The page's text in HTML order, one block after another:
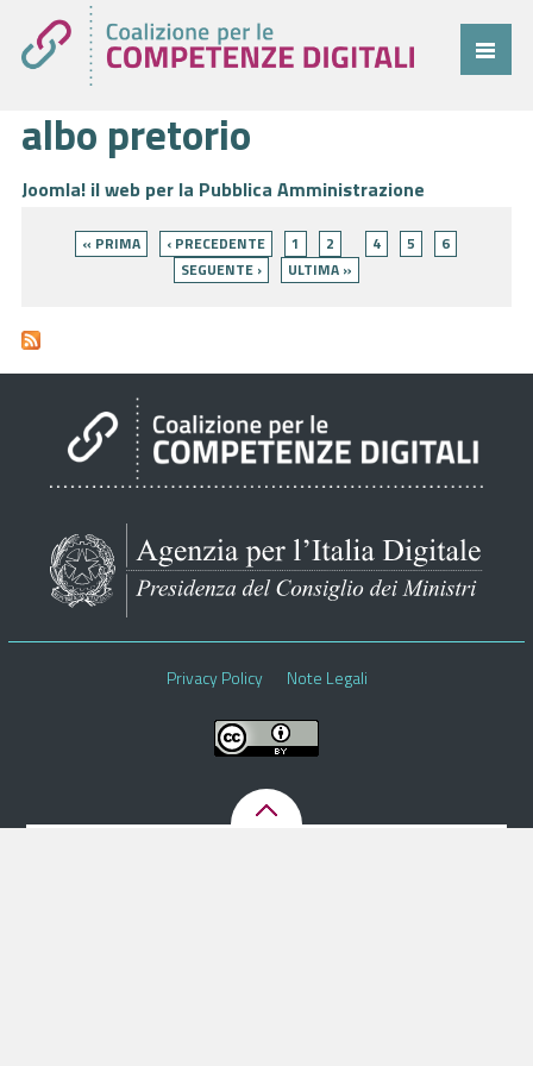
Coalizione
Comitato
Progetti
Pubblica Amministrazione
Cruscotto
Cittadini
Pubblica Amministrazione
Documentazione
albo pretorio
Joomla! il web per la Pubblica Amministrazione
« PRIMA ‹ PRECEDENTE 1 2 4 5
6
SEGUENTE ›
ULTIMA »
Privacy Policy Note Legali